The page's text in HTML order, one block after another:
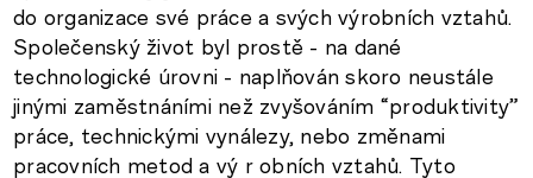
do organizace své práce a svých výrobních vztahů.
Společenský život byl prostě - na dané
technologické úrovni - naplňován skoro neustále
jinými zaměstnáními než zvyšováním “produktivity”
práce, technickými vynálezy, nebo změnami
pracovních metod a vý r obních vztahů. Tyto